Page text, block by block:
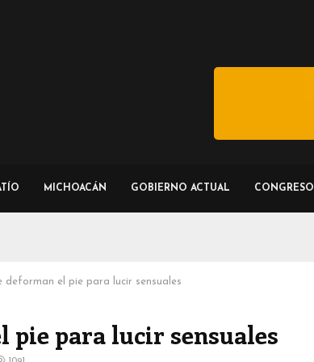
MICHOACÁN GOBIERNO ACTUAL CONGRESO
deforman el pie para lucir sensuales
pie para lucir sensuales